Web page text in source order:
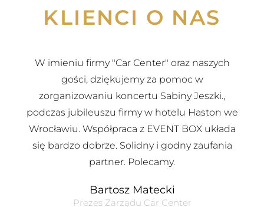
KLIENCI O NAS
W imieniu firmy "Car Center" oraz naszych
gości, dziękujemy za pomoc w
zorganizowaniu koncertu Sabiny Jeszki.,
podczas jubileuszu firmy w hotelu Haston we
Wrocławiu. Współpraca z EVENT BOX układa
się bardzo dobrze. Solidny i godny zaufania
partner. Polecamy.
Bartosz Matecki
Prezes Zarządu Car Center